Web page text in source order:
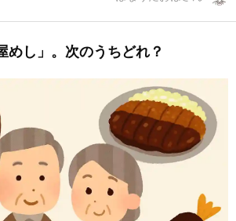
めし」。次のうちどれ？